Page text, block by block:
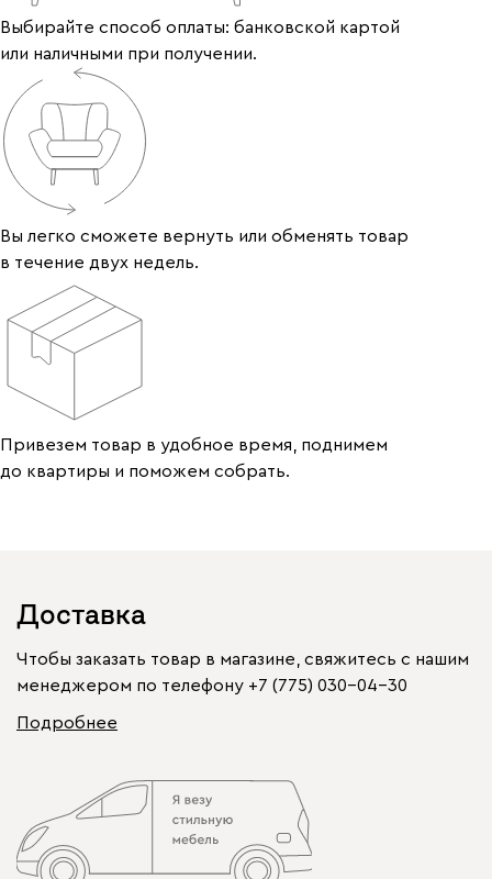
Выбирайте способ оплаты: банковской картой
или наличными при получении.
Вы легко сможете вернуть или обменять товар
в течение двух недель.
Привезем товар в удобное время, поднимем
до квартиры и поможем собрать.
Доставка
Чтобы заказать товар в магазине, свяжитесь с нашим
менеджером по телефону +7 (775) 030-04-30
Подробнее